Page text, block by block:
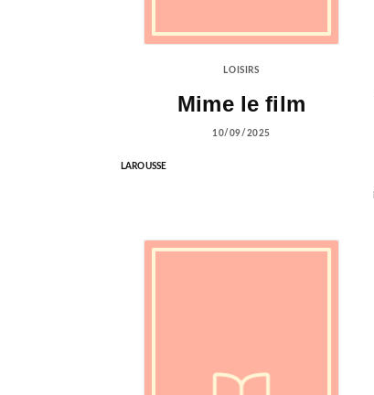
LOISIRS
Mime le film
10/09/2025
LAROUSSE